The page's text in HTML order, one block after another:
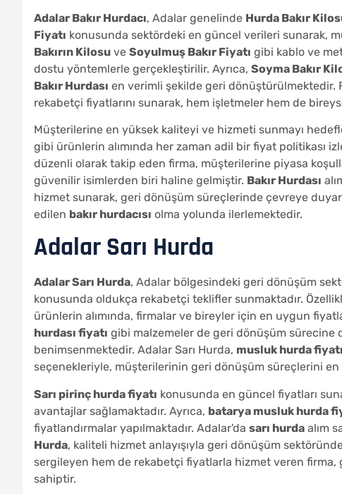
Adalar Bakır Hurdacı, Adalar genelinde Hurda Bakır
Fiyatı konusunda sektördeki en güncel verileri sunarak,
Bakırın Kilosu ve Soyulmuş Bakır Fiyatı gibi kablo ve
dostu yöntemlerle gerçekleştirilir. Ayrıca, Soyma Bakır
Bakır Hurdası en verimli şekilde geri dönüştürülmektedir.
rekabetçi fiyatlarını sunarak, hem işletmeler hem de
Müşterilerine en yüksek kaliteyi ve hizmeti sunmayı
gibi ürünlerin alımında her zaman adil bir fiyat politikası
düzenli olarak takip eden firma, müşterilerine piyasa
güvenilir isimlerden biri haline gelmiştir. Bakır Hurdası
hizmet sunarak, geri dönüşüm süreçlerinde çevreye
edilen bakır hurdacısı olma yolunda ilerlemektedir.
Adalar Sarı Hurda
Adalar Sarı Hurda, Adalar bölgesindeki geri dönüşüm
konusunda oldukça rekabetçi teklifler sunmaktadır.
ürünlerin alımında, firmalar ve bireyler için en uygun
hurdası fiyatı gibi malzemeler de geri dönüşüm sürecine
benimsenmektedir. Adalar Sarı Hurda, musluk hurda fiyatı
seçenekleriyle, müşterilerinin geri dönüşüm süreçlerini en
Sarı pirinç hurda fiyatı konusunda en güncel fiyatları
avantajlar sağlamaktadır. Ayrıca, batarya musluk hurda
fiyatlandırmalar yapılmaktadır. Adalar'da sarı hurda alım
Hurda, kaliteli hizmet anlayışıyla geri dönüşüm
sergileyen hem de rekabetçi fiyatlarla hizmet veren firma,
sahiptir.